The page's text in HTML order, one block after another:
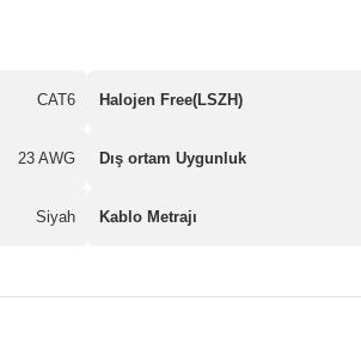
CAT6 Halojen Free(LSZH)
23 AWG Dış ortam Uygunluk
Siyah Kablo Metrajı